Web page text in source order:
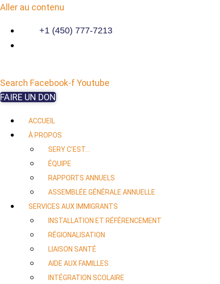
Aller au contenu
+1 (450) 777-7213
Search Facebook-fYoutube
FAIRE UN DON
ACCUEIL
À PROPOS
SERY C’EST…
ÉQUIPE
RAPPORTS ANNUELS
ASSEMBLÉE GÉNÉRALE ANNUELLE
SERVICES AUX IMMIGRANTS
INSTALLATION ET RÉFÉRENCEMENT
RÉGIONALISATION
LIAISON SANTÉ
AIDE AUX FAMILLES
INTÉGRATION SCOLAIRE